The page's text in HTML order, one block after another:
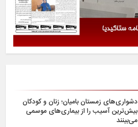
دشواری‌های زمستان بامیان؛ زنان و کودکان
بیش‌ترین آسیب را از بیماری‌های موسمی
می‌بینند